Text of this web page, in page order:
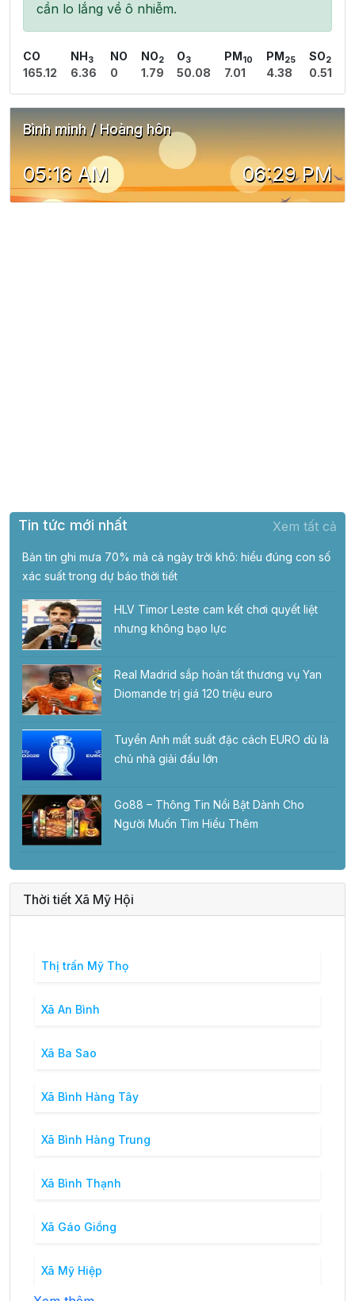
cần lo lắng về ô nhiễm.
CO
165.12
NH 3
6.36
NO
0
NO2
1.79
O3
50.08
PM 10
7.01
PM 25
4.38
SO2
0.51
Bình minh / Hoàng hôn
05:16 AM 06:29 PM
Tin tức mới nhất Xem tất cả
Bản tin ghi mưa 70% mà cả ngày trời khô: hiểu đúng con số
xác suất trong dự báo thời tiết
HLV Timor Leste cam kết chơi quyết liệt
nhưng không bạo lực
Real Madrid sắp hoàn tất thương vụ Yan
Diomande trị giá 120 triệu euro
Tuyển Anh mất suất đặc cách EURO dù là
chủ nhà giải đấu lớn
Go88 – Thông Tin Nổi Bật Dành Cho
Người Muốn Tìm Hiểu Thêm
Thời tiết Xã Mỹ Hội
Thị trấn Mỹ Thọ
Xã An Bình
Xã Ba Sao
Xã Bình Hàng Tây
Xã Bình Hàng Trung
Xã Bình Thạnh
Xã Gáo Giồng
Xã Mỹ Hiệp